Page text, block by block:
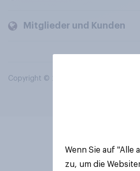
Mitglieder und Kunden
Copyright © 2026 YouGov PLC. Alle
Wenn Sie auf "Alle
zu, um die